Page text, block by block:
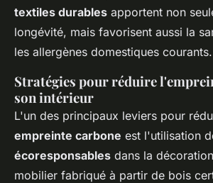
textiles durables apportent non
longévité, mais favorisent aussi la
les allergènes domestiques courants.
Stratégies pour réduire
son intérieur
L'un des principaux leviers pour
empreinte carbone est l'utilisation
écoresponsables dans la
mobilier fabriqué à partir de bois